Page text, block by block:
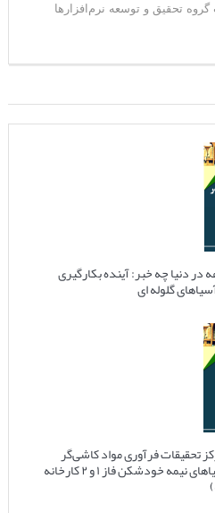
تحقیق و توسعه نرم‌افزارها
در دنیا چه خبر: آینده بکارگیری
گلوله ای
تحقیقات فرآوری مواد کاشی‌گر
(بررسی روند تعویض آسترهای آسیاهای نیمه خودشکن فاز ۱ و ۲ کارخانه